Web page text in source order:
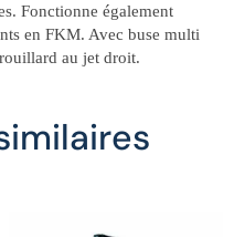
Fonctionne également
en FKM. Avec buse multi
au jet droit.